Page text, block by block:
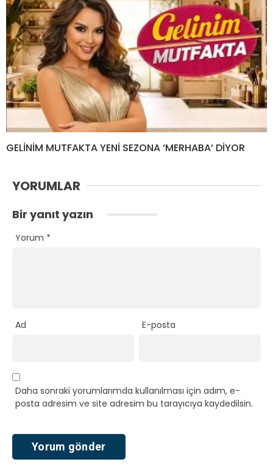
GELİNİM MUTFAKTA YENİ SEZONA ‘MERHABA’ DİYOR
YORUMLAR
Bir yanıt yazın
Yorum *
Ad E-posta
Daha sonraki yorumlarımda kullanılması için adım, e-
posta adresim ve site adresim bu tarayıcıya kaydedilsin.